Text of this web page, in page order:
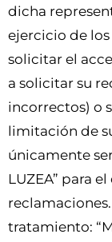
dicha
ejercicio de
solicitar el
a solicitar su
incorrectos) o
limitación de
únicamente
LUZEA” para
tratamiento: